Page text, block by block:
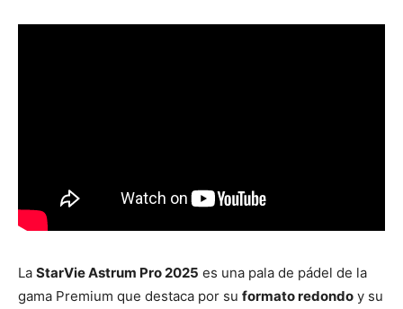
La StarVie Astrum Pro 2025 es una pala de pádel de la
gama Premium que destaca por su formato redondo y su